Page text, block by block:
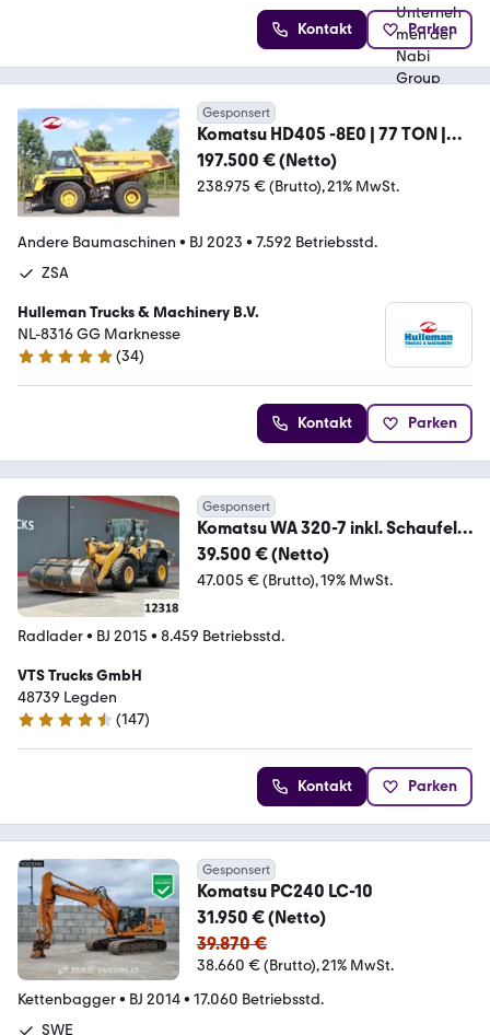
Kontakt Parken
Gesponsert
Komatsu HD405 -8E0 | 77 TON |
GOOD TIRES
197.500 € (Netto)
238.975 € (Brutto) 21% MwSt.
Andere Baumaschinen • BJ 2023 • 7.592 Betriebsstd.
ZSA
Hulleman Trucks & Machinery B.V.
NL-8316 GG Marknesse
5 Sterne
(34)
Kontakt Parken
Gesponsert
Komatsu WA 320-7 inkl. Schaufel
& Gabel
39.500 € (Netto)
47.005 € (Brutto) 19% MwSt.
Radlader• BJ 2015 • 8.459 Betriebsstd.
VTS Trucks GmbH
48739 Legden
4.6 Sterne
(147)
Kontakt Parken
Gesponsert
Komatsu PC240 LC-10
31.950 € (Netto)
39.870 €
38.660 € (Brutto) 21% MwSt.
Kettenbagger• BJ 2014• 17.060 Betriebsstd.
SWE